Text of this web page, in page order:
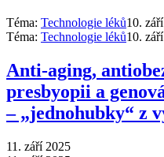
Téma: Technologie léků10.
Téma: Technologie léků10.
Anti‑aging,
presbyopii a
–⁠ „jednohubky“ z
11. září 2025